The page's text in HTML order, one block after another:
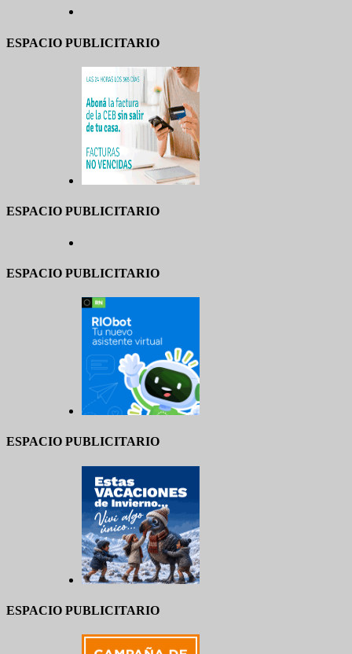
ESPACIO PUBLICITARIO
ESPACIO PUBLICITARIO
ESPACIO PUBLICITARIO
ESPACIO PUBLICITARIO
ESPACIO PUBLICITARIO